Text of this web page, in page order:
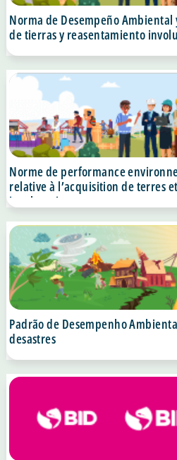
Norma de Desempeño
de tierras y reasentamiento
Norme de performance
relative à l’acquisition de terres
involontaire
Padrão de Desempenho
desastres